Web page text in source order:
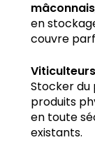
mâconnais
en
couvre
Stocker du
produits
en toute
existants.